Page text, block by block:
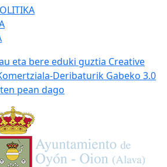
eta bere eduki guztia Creative
Deribaturik Gabeko 3.0
pean dago